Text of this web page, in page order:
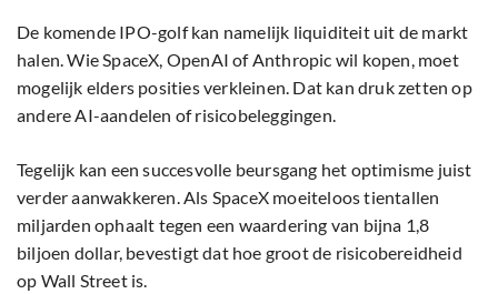
De komende IPO-golf kan namelijk liquiditeit uit de markt
halen. Wie SpaceX, OpenAI of Anthropic wil kopen, moet
mogelijk elders posities verkleinen. Dat kan druk zetten op
andere AI-aandelen of risicobeleggingen.
Tegelijk kan een succesvolle beursgang het optimisme juist
verder aanwakkeren. Als SpaceX moeiteloos tientallen
miljarden ophaalt tegen een waardering van bijna 1,8
biljoen dollar, bevestigt dat hoe groot de risicobereidheid
op Wall Street is.